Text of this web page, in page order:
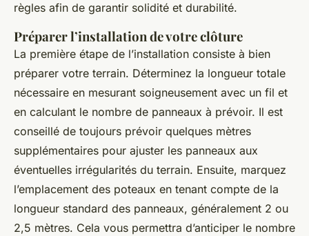
règles afin de garantir solidité et durabilité.
Préparer l’installation de votre clôture
La première étape de l’installation consiste à bien
préparer votre terrain. Déterminez la longueur totale
nécessaire en mesurant soigneusement avec un fil et
en calculant le nombre de panneaux à prévoir. Il est
conseillé de toujours prévoir quelques mètres
supplémentaires pour ajuster les panneaux aux
éventuelles irrégularités du terrain. Ensuite, marquez
l’emplacement des poteaux en tenant compte de la
longueur standard des panneaux, généralement 2 ou
2,5 mètres. Cela vous permettra d’anticiper le nombre